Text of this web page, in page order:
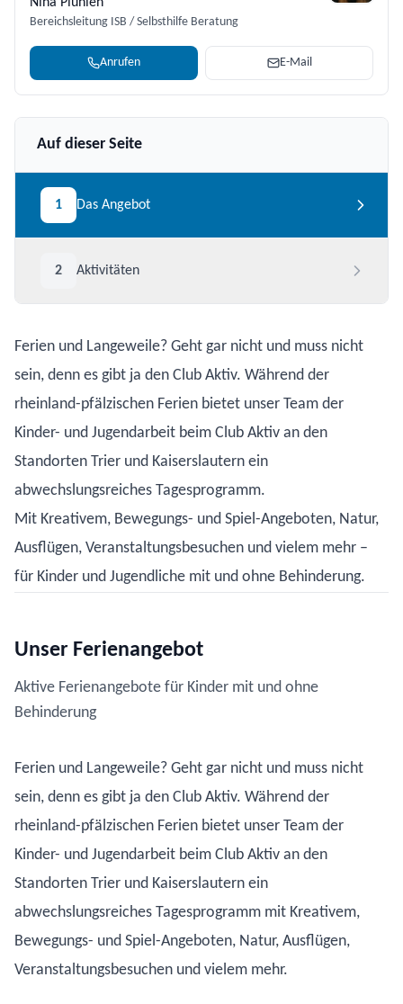
Bereichsleitung ISB / Selbsthilfe Beratung
Anrufen E-Mail
Auf dieser Seite
1 Das Angebot
2 Aktivitäten
Ferien und Langeweile? Geht gar nicht und muss nicht
sein, denn es gibt ja den Club Aktiv. Während der
rheinland-pfälzischen Ferien bietet unser Team der
Kinder- und Jugendarbeit beim Club Aktiv an den
Standorten Trier und Kaiserslautern ein
abwechslungsreiches Tagesprogramm.
Mit Kreativem, Bewegungs- und Spiel-Angeboten, Natur,
Ausflügen, Veranstaltungsbesuchen und vielem mehr –
für Kinder und Jugendliche mit und ohne Behinderung.
Unser Ferienangebot
Aktive Ferienangebote für Kinder mit und ohne
Behinderung
Ferien und Langeweile? Geht gar nicht und muss nicht
sein, denn es gibt ja den Club Aktiv. Während der
rheinland-pfälzischen Ferien bietet unser Team der
Kinder- und Jugendarbeit beim Club Aktiv an den
Standorten Trier und Kaiserslautern ein
abwechslungsreiches Tagesprogramm mit Kreativem,
Bewegungs- und Spiel-Angeboten, Natur, Ausflügen,
Veranstaltungsbesuchen und vielem mehr.